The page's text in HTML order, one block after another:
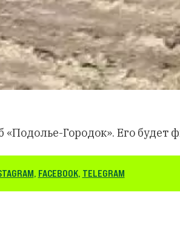
Городок». Его
, FACEBOOK, TELEGRAM